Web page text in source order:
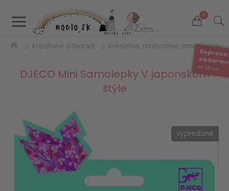
a 0
Doprava
od 35 Eur
Kreatívne a tvorivé Kreslenie, malovanie, omaľovánky
DJECO Mini Samolepky V japonskom
štýle
vypredané